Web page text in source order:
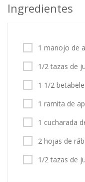
Tips y Trucos
Entrar / Registrarse
Ingredientes
1 manojo de
1/2 tazas de
1 1/2
1 ramita de
1 cucharada
2 hojas de
1/2 tazas de